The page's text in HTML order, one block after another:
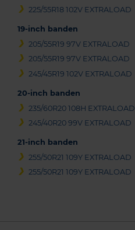
225/55R18 102V EXTRALOAD
19-inch banden
205/55R19 97V EXTRALOAD
205/55R19 97V EXTRALOAD
245/45R19 102V EXTRALOAD
20-inch banden
235/60R20 108H EXTRALOAD
245/40R20 99V EXTRALOAD
21-inch banden
255/50R21 109Y EXTRALOAD
255/50R21 109Y EXTRALOAD